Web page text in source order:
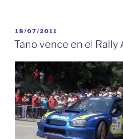
el
de
Boal»
PUBLICADO
EL
18/07/2011
Tano vence en el Rally